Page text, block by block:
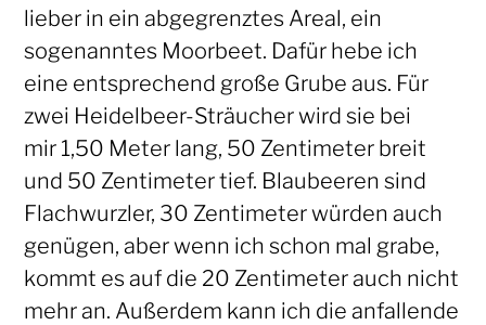
lieber in ein abgegrenztes Areal, ein
sogenanntes Moorbeet. Dafür hebe ich
eine entsprechend große Grube aus. Für
zwei Heidelbeer-Sträucher wird sie bei
mir 1,50 Meter lang, 50 Zentimeter breit
und 50 Zentimeter tief. Blaubeeren sind
Flachwurzler, 30 Zentimeter würden auch
genügen, aber wenn ich schon mal grabe,
kommt es auf die 20 Zentimeter auch nicht
mehr an. Außerdem kann ich die anfallende